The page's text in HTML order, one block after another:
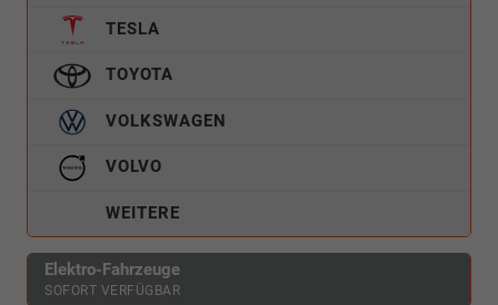
TESLA
TOYOTA
VOLKSWAGEN
VOLVO
WEITERE
Elektro-Fahrzeuge
SOFORT VERFÜGBAR